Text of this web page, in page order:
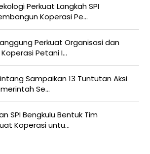
Perkuat Langkah SPI
Koperasi Pe...
Perkuat Organisasi dan
Petani I...
Sampaikan 13 Tuntutan Aksi
Se...
SPI Bengkulu Bentuk Tim
Koperasi untu...